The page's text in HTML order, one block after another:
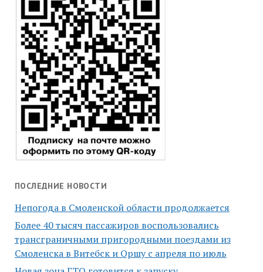
ПОСЛЕДНИЕ НОВОСТИ
Непогода в Смоленской области продолжается
Более 40 тысяч пассажиров воспользовались
трансграничными пригородными поездами из
Смоленска в Витебск и Оршу с апреля по июль